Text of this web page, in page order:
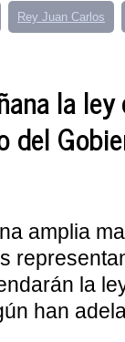
Rey Juan Carlos
la
amplia
la
han